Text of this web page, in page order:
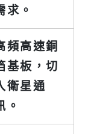
求。
頻高速銅
基板，切
衛星通
。